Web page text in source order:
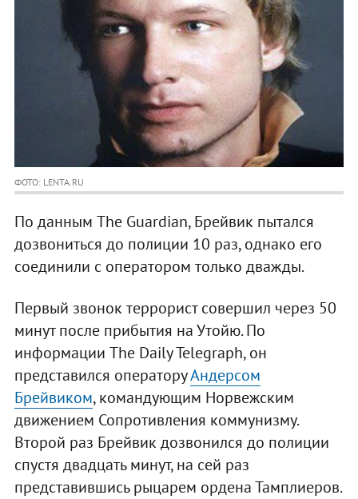
ФОТО: LENTA.RU
По данным The Guardian, Брейвик пытался
дозвониться до полиции 10 раз, однако его
соединили с оператором только дважды.
Первый звонок террорист совершил через 50
минут после прибытия на Утойю. По
информации The Daily Telegraph, он
представился операторуАндерсом
Брейвиком, командующим Норвежским
движением Сопротивления коммунизму.
Второй раз Брейвик дозвонился до полиции
спустя двадцать минут, на сей раз
представившись рыцарем ордена Тамплиеров.